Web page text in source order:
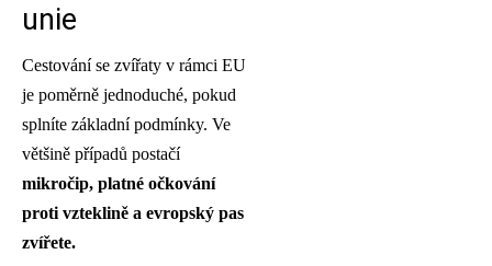
unie
Cestování se zvířaty v rámci EU
je poměrně jednoduché, pokud
splníte základní podmínky. Ve
většině případů postačí
mikročip, platné očkování
proti vzteklině a evropský pas
zvířete.